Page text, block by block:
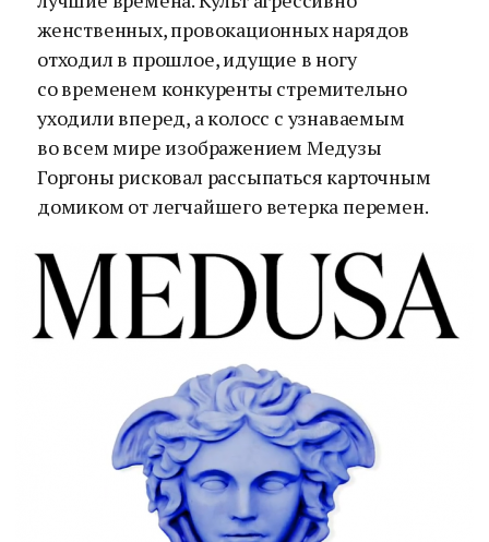
женственных, провокационных нарядов
отходил в прошлое, идущие в ногу
со временем конкуренты стремительно
уходили вперед, а колосс с узнаваемым
во всем мире изображением Медузы
Горгоны рисковал рассыпаться карточным
домиком от легчайшего ветерка перемен.